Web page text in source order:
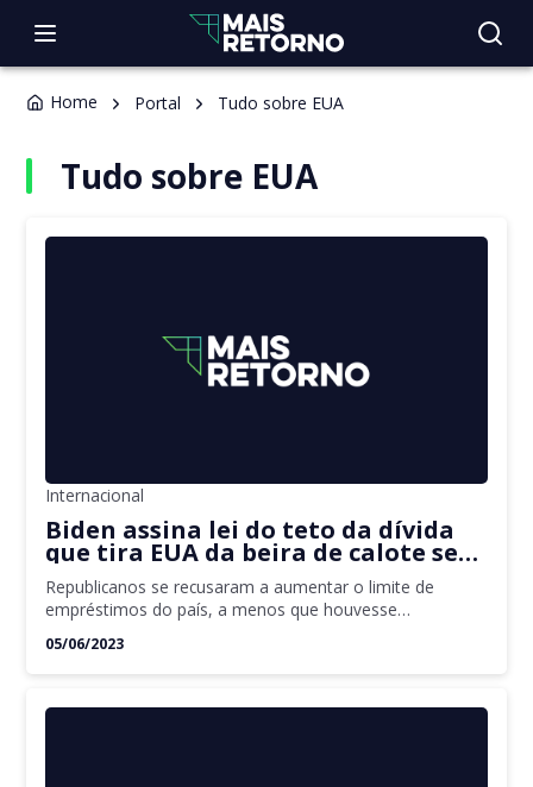
Home Portal Tudo sobre EUA
Tudo sobre EUA
Internacional
Biden assina lei do teto da dívida
que tira EUA da beira de calote sem
precedentes
Republicanos se recusaram a aumentar o limite de
empréstimos do país, a menos que houvesse
05/06/2023